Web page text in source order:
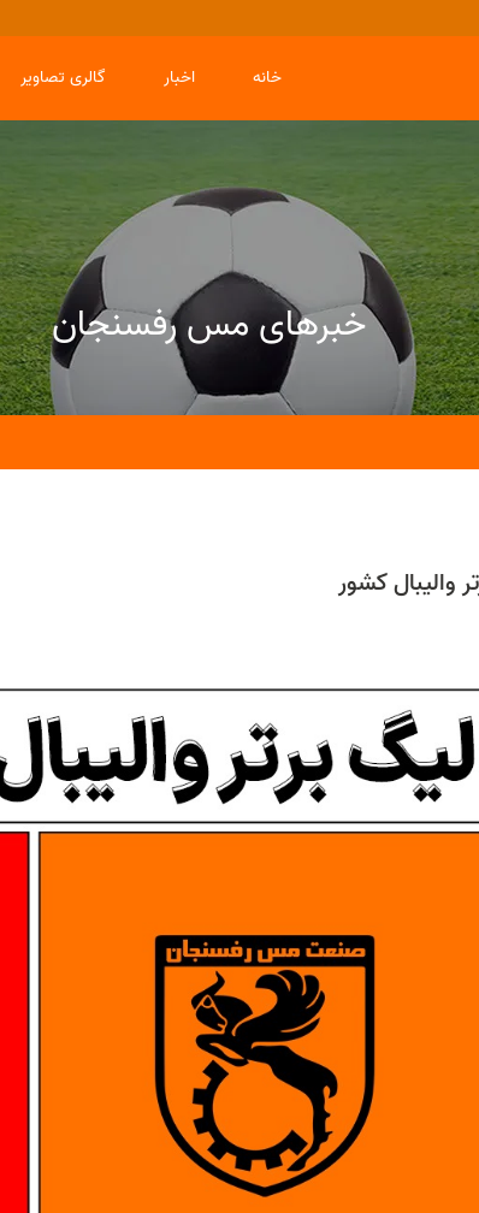
گالری تصاویر اخبار خانه
خبرهای مس رفسنجان
والیبال کشور